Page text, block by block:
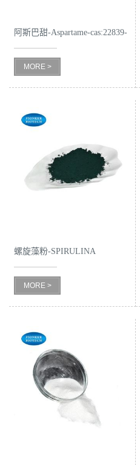
联
方
线
留
阿斯巴甜-Aspartame-cas:22839-
47-0
MORE >
螺旋藻粉-SPIRULINA
POWDER-cas:724424-92-4
MORE >